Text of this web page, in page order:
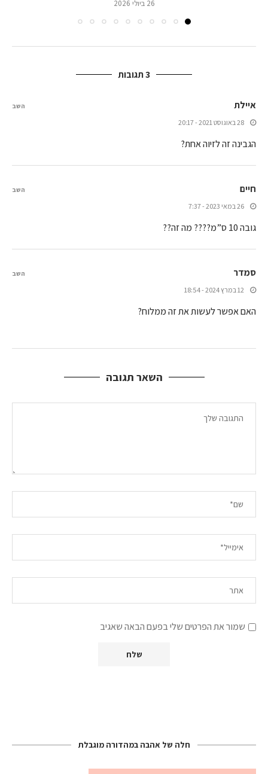
26 ביולי 2026
3 תגובות
איילת
28 באוגוסט 2021 - 20:17
הגבינה זה לזיוה אחת?
השב
חיים
26 במאי 2023 - 7:37
גובה 10 ס”מ???? מה זה??
השב
סמדר
12 במרץ 2024 - 18:54
האם אפשר לעשות את זה ממלוח?
השב
השאר תגובה
שמור את הפרטים שלי בפעם הבאה שאגיב
חלה של אהבה במהדורה מוגבלת